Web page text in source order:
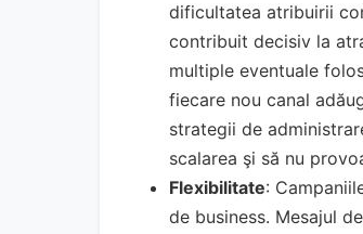
dificultatea atribuirii
contribuit decisiv la
multiple eventuale
fiecare nou canal
strategii de
scalarea şi să nu
Flexibilitate:
de business. Mesajul